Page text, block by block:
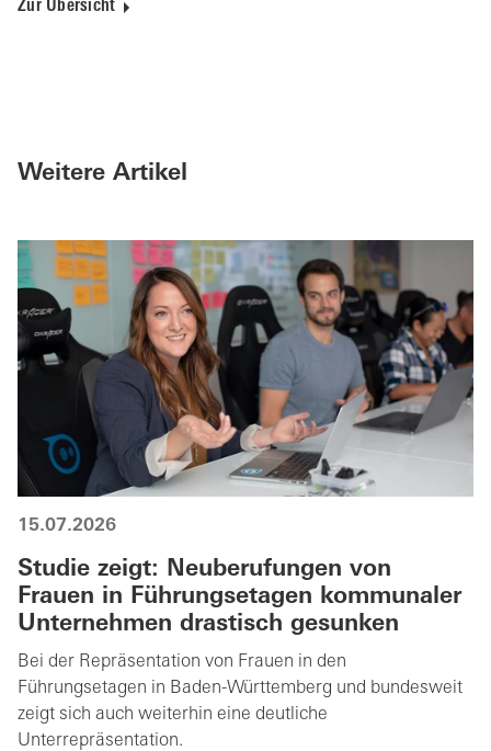
Zur Übersicht
Weitere Artikel
15.07.2026
Studie zeigt: Neuberufungen von
Frauen in Führungsetagen kommunaler
Unternehmen drastisch gesunken
Bei der Repräsentation von Frauen in den
Führungsetagen in Baden-Württemberg und bundesweit
zeigt sich auch weiterhin eine deutliche
Unterrepräsentation.